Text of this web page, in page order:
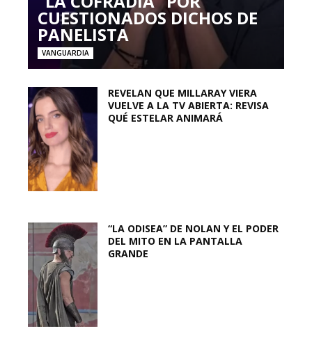
CUESTIONADOS DICHOS DE
PANELISTA
VANGUARDIA
REVELAN QUE MILLARAY VIERA
VUELVE A LA TV ABIERTA: REVISA
QUÉ ESTELAR ANIMARÁ
“LA ODISEA” DE NOLAN Y EL PODER
DEL MITO EN LA PANTALLA
GRANDE